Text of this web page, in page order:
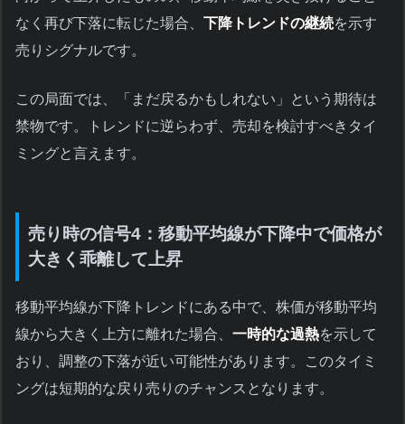
なく再び下落に転じた場合、 下降トレンドの継続を示す
売りシグナルです。
この局面では、「まだ戻るかもしれない」という期待は
禁物です。トレンドに逆らわず、売却を検討すべきタイ
ミングと言えます。
売り時の信号4：移動平均線が下降中で価格が
大きく乖離して上昇
移動平均線が下降トレンドにある中で、株価が移動平均
線から大きく上方に離れた場合、 一時的な過熱を示して
おり、調整の下落が近い可能性があります。このタイミ
ングは短期的な戻り売りのチャンスとなります。